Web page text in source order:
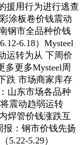
援用行为进行逃查
涂板卷价钱震动
钢市全品种价钱
6.18）Mysteel
运转为从 下周价
多更多Mysteel周
跌 市场商家库存
山东市场各品种
震动趋弱运转
焊管价钱涨跌互
报：钢市价钱先扬
5.22-5.29）